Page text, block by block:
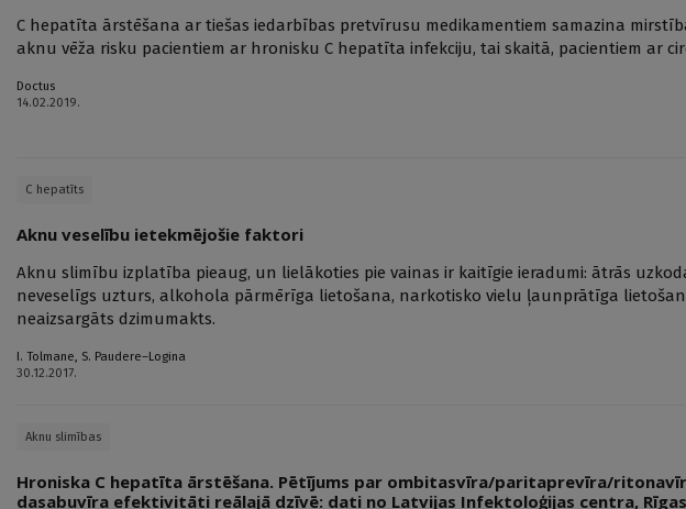
C hepatīta ārstēšana ar tiešas iedarbības pretvīrusu medikamentiem samazina
aknu vēža risku pacientiem ar hronisku C hepatīta infekciju, tai skaitā, pacientiem ar
Doctus
14.02.2019.
C hepatīts
Aknu veselību ietekmējošie faktori
Aknu slimību izplatība pieaug, un lielākoties pie vainas ir kaitīgie ieradumi: ātrās
neveselīgs uzturs, alkohola pārmērīga lietošana, narkotisko vielu ļaunprātīga
neaizsargāts dzimumakts.
I. Tolmane, S. Paudere–Logina
30.12.2017.
Aknu slimības
Hroniska C hepatīta ārstēšana. Pētījums par ombitasvīra/paritaprevīra/
dasabuvīra efektivitāti reālajā dzīvē: dati no Latvijas Infektoloģijas centra, Rīgas